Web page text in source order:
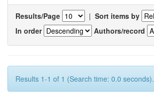
Results/Page | Sort items by
In order
Authors/record
Results 1-1 of 1 (Search time: 0.0 seconds).